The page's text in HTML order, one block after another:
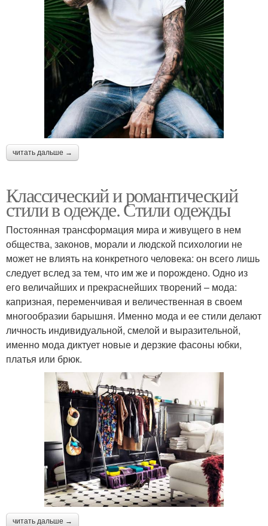
читать дальше →
Классический и романтический
стили в одежде. Стили одежды
Постоянная трансформация мира и живущего в нем
общества, законов, морали и людской психологии не
может не влиять на конкретного человека: он всего лишь
следует вслед за тем, что им же и порождено. Одно из
его величайших и прекраснейших творений – мода:
капризная, переменчивая и величественная в своем
многообразии барышня. Именно мода и ее стили делают
личность индивидуальной, смелой и выразительной,
именно мода диктует новые и дерзкие фасоны юбки,
платья или брюк.
читать дальше →